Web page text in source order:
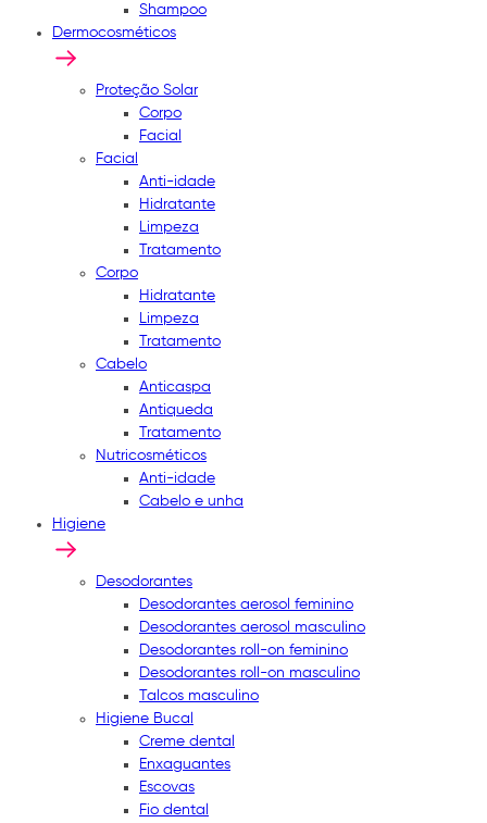
Shampoo
Dermocosméticos
Proteção Solar
Corpo
Facial
Facial
Anti-idade
Hidratante
Limpeza
Tratamento
Corpo
Hidratante
Limpeza
Tratamento
Cabelo
Anticaspa
Antiqueda
Tratamento
Nutricosméticos
Anti-idade
Cabelo e unha
Higiene
Desodorantes
Desodorantes aerosol feminino
Desodorantes aerosol masculino
Desodorantes roll-on feminino
Desodorantes roll-on masculino
Talcos masculino
Higiene Bucal
Creme dental
Enxaguantes
Escovas
Fio dental